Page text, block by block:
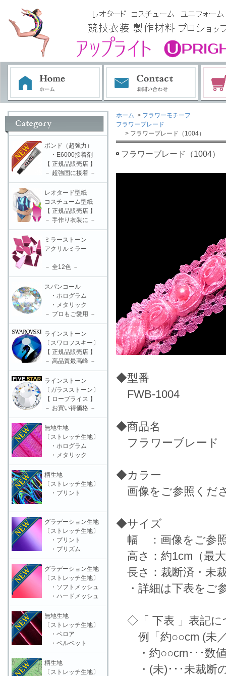
ホーム > フラワーモチーフ
フラワーブレード
> フラワーブレード（1004）
フラワーブレード（1004）
◆型番
FWB-1004
◆商品名
フラワーブレード
◆カラー
画像をご参照くだ
◆サイズ
幅 ：画像をご参
高さ：約1cm（最
長さ：裁断済・未
・詳細は下表をご
◇「 下表 」表記に
例「約○○cm (未／
・約○○cm･･･数値
・(未)･･･未裁断
ボンド（超強力）
・E6000接着剤
【 正規品販売店 】
－ 超強固に接着 －
レオタード型紙
コスチューム型紙
【 正規品販売店 】
－ 手作り衣装に －
ミラーストーン
アクリルミラー
－ 全12色 －
スパンコール
・ホログラム
・メタリック
－ プロもご愛用 －
ラインストーン
〔スワロフスキー〕
【 正規品販売店 】
－ 高品質最高峰 －
ラインストーン
〔ガラスストーン〕
【 ロープライス 】
－ お買い得価格 －
無地生地
〔ストレッチ生地〕
・ホログラム
・メタリック
柄生地
〔ストレッチ生地〕
・プリント
グラデーション生地
〔ストレッチ生地〕
・プリント
・プリズム
グラデーション生地
〔ストレッチ生地〕
・ソフトメッシュ
・ハードメッシュ
無地生地
〔ストレッチ生地〕
・ベロア
・ベルベット
柄生地
〔ストレッチ生地〕